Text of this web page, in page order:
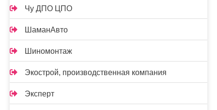
Чу ДПО ЦПО
ШаманАвто
Шиномонтаж
Экострой, производственная компания
Эксперт